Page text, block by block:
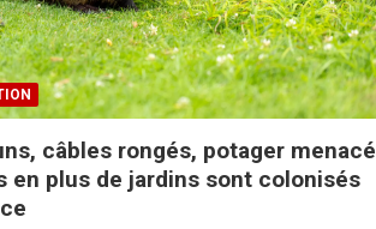
câbles rongés, potager menacé
en plus de jardins sont colonisés